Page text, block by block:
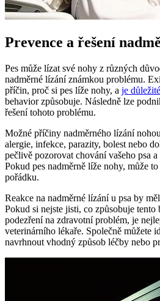
Prevence a řešení
Pes může lízat své nohy z různých
nadměrné lízání známkou problému.
příčin, proč si pes líže nohy, a je
behavior způsobuje. Následně lze
řešení tohoto problému.
Možné příčiny nadměrného lízání
alergie, infekce, parazity, bolest nebo
pečlivě pozorovat chování vašeho psa
Pokud pes nadměrně líže nohy, může
pořádku.
Reakce na nadměrné lízání u psa by
Pokud si nejste jisti, co způsobuje tento
podezření na zdravotní problém, je
veterinárního lékaře. Společně můžete
navrhnout vhodný způsob léčby nebo